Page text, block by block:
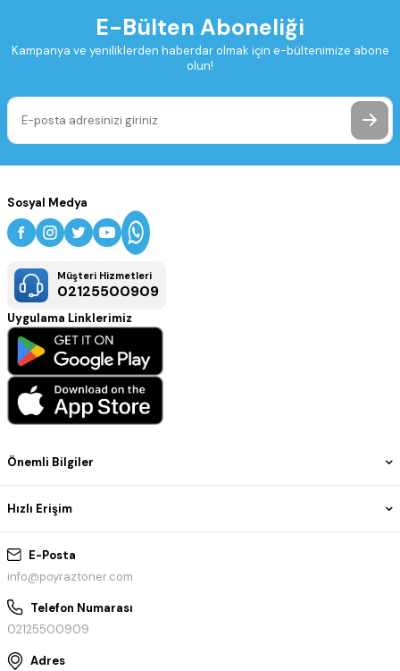
E-Bülten Aboneliği
Kampanya ve yeniliklerden haberdar olmak için e-bültenimize abone
olun!
E-Posta
info@poyraztoner.com
Telefon Numarası
02125500909
Adres
Önemli Bilgiler
Hızlı Erişim
Sosyal Medya
Müşteri Hizmetleri
02125500909
Uygulama Linklerimiz